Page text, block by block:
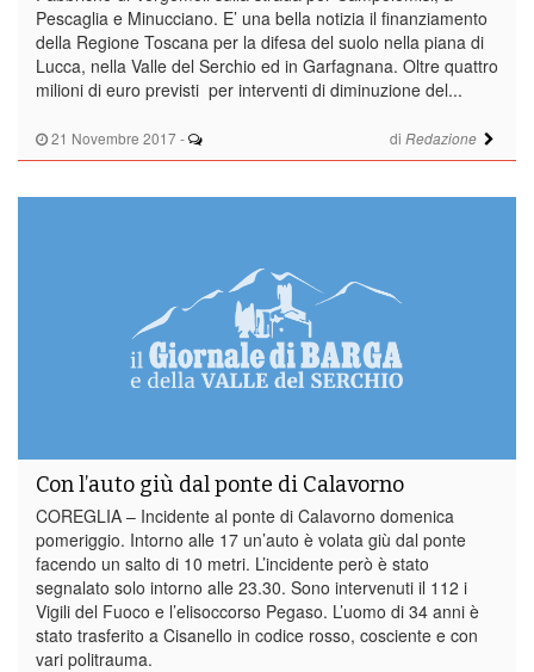
21 Novembre 2017 - di Redazione
Pescaglia e Minucciano. E’ una bella notizia il finanziamento
della Regione Toscana per la difesa del suolo nella piana di
Lucca, nella Valle del Serchio ed in Garfagnana. Oltre quattro
milioni di euro previsti per interventi di diminuzione del...
Con l’auto giù dal ponte di Calavorno
COREGLIA – Incidente al ponte di Calavorno domenica
pomeriggio. Intorno alle 17 un’auto è volata giù dal ponte
facendo un salto di 10 metri. L’incidente però è stato
segnalato solo intorno alle 23.30. Sono intervenuti il 112 i
Vigili del Fuoco e l’elisoccorso Pegaso. L’uomo di 34 anni è
stato trasferito a Cisanello in codice rosso, cosciente e con
vari politrauma.